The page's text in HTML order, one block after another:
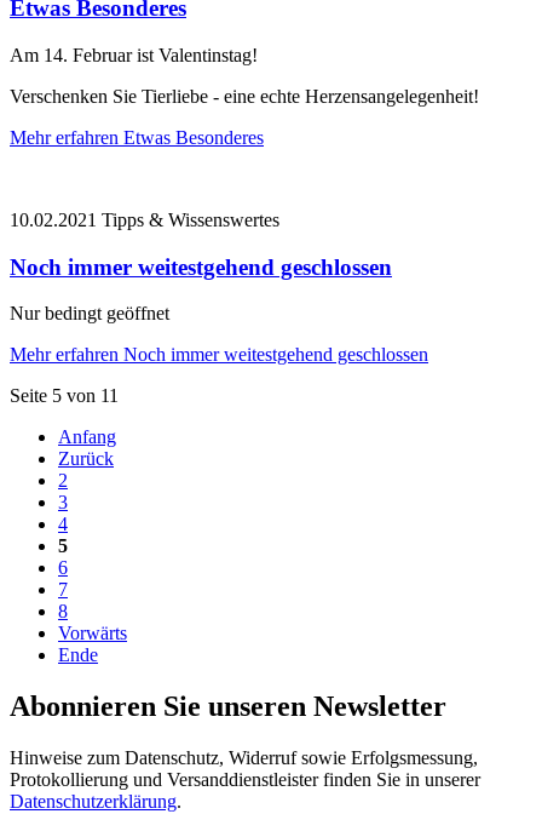
Etwas Besonderes
Am 14. Februar ist Valentinstag!
Verschenken Sie Tierliebe - eine echte Herzensangelegenheit!
Mehr erfahren Etwas Besonderes
10.02.2021 Tipps & Wissenswertes
Noch immer weitestgehend geschlossen
Nur bedingt geöffnet
Mehr erfahren Noch immer weitestgehend geschlossen
Seite 5 von 11
Anfang
Zurück
2
3
4
5
6
7
8
Vorwärts
Ende
Abonnieren Sie unseren Newsletter
Hinweise zum Datenschutz, Widerruf sowie Erfolgsmessung,
Protokollierung und Versanddienstleister finden Sie in unserer
Datenschutzerklärung.